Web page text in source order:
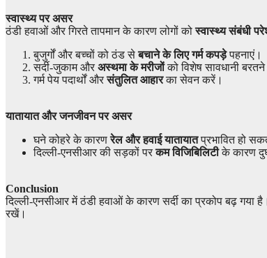
स्वास्थ्य पर असर
ठंडी हवाओं और गिरते तापमान के कारण लोगों कोस्वास्थ्य संबंधी
बुजुर्गों और बच्चों को ठंड सेबचाने के लिए गर्म कपड़ेपहनाएं।
सर्दी-जुकाम और अस्थमा के मरीजोंको विशेष सावधानी
गर्म पेय पदार्थों औरसंतुलित आहारका सेवन करें।
यातायात और जनजीवन पर असर
घने कोहरे के कारणरेल और हवाई यातायातप्रभावित हो
दिल्ली-एनसीआर की सड़कों परकम विजिबिलिटीके कारण
Conclusion
दिल्ली-एनसीआर में ठंडी हवाओं के कारण सर्दी का प्रकोप बढ़ गया
रखें।